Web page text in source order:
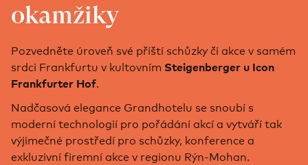
okamžiky
Pozvedněte úroveň své příští schůzky či akce v samém
srdci Frankfurtu v kultovním Steigenberger u Icon
Frankfurter Hof.
Nadčasová elegance Grandhotelu se snoubí s
moderní technologií pro pořádání akcí a vytváří tak
výjimečné prostředí pro schůzky, konference a
exkluzivní firemní akce v regionu Rýn-Mohan.